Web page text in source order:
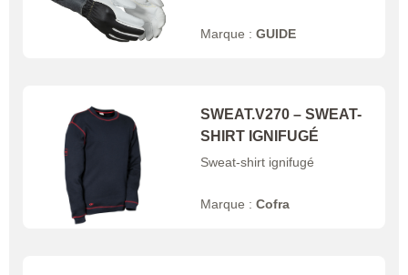
Marque :GUIDE
SWEAT.V270 – SWEAT-
SHIRT IGNIFUGÉ
Sweat-shirt ignifugé
Marque :Cofra